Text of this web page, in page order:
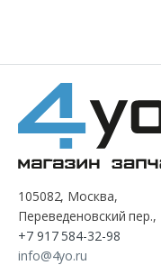
105082, Москва,
Переведеновский пер.,
+7 917 584-32-98
info@4yo.ru